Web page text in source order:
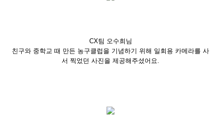
CX팀 오수희님
친구와 중학교 때 만든 농구클럽을 기념하기 위해 일회용 카메라를 사
서 찍었던 사진을 제공해주셨어요.